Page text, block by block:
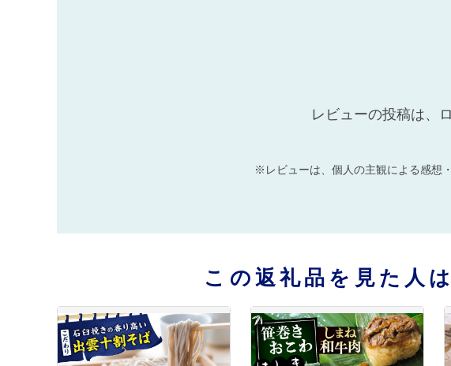
レビューの投稿は、
※レビューは、個人の主観による感想
この返礼品を見た人